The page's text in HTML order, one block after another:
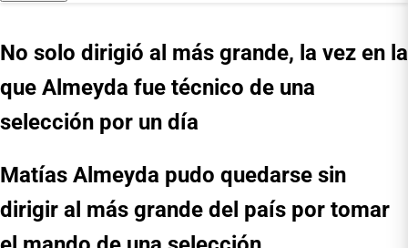
No solo dirigió al más grande, la vez en la
que Almeyda fue técnico de una
selección por un día
Matías Almeyda pudo quedarse sin
dirigir al más grande del país por tomar